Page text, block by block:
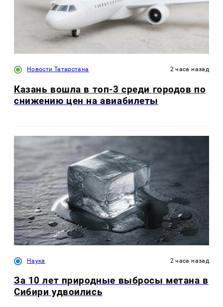
Новости Татарстана 2 часа назад
Казань вошла в топ-3 среди городов по
снижению цен на авиабилеты
Наука 2 часа назад
За 10 лет природные выбросы метана в
Сибири удвоились